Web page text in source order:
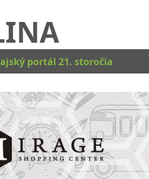
portál 21. storočia